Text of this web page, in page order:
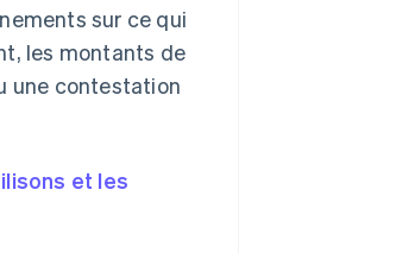
sur ce qui
les montants de
une contestation
et les